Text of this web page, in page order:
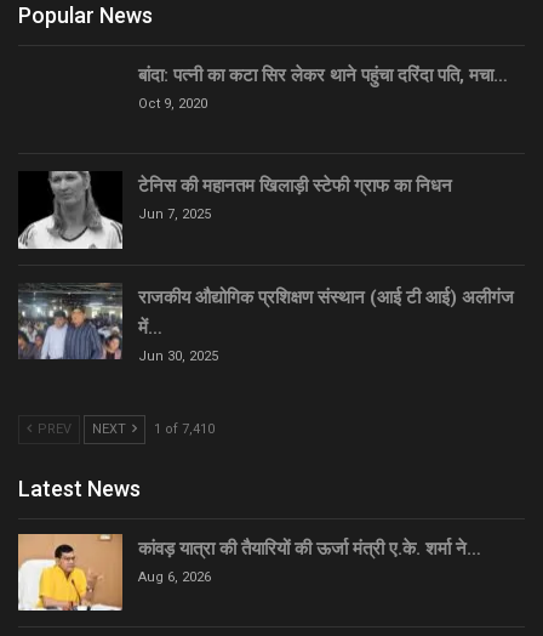
Popular News
बांदा: पत्नी का कटा सिर लेकर थाने पहुंचा दरिंदा पति, मचा…
Oct 9, 2020
टेनिस की महानतम खिलाड़ी स्टेफी ग्राफ का निधन
Jun 7, 2025
राजकीय औद्योगिक प्रशिक्षण संस्थान (आई टी आई) अलीगंज
में…
Jun 30, 2025
PREV NEXT 1 of 7,410
Latest News
कांवड़ यात्रा की तैयारियों की ऊर्जा मंत्री ए.के. शर्मा ने…
Aug 6, 2026